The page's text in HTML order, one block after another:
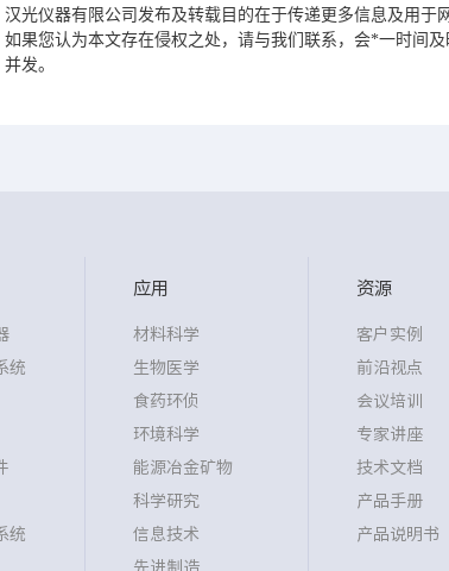
汉光仪器有限公司发布及转载目的在于传递更多信息及用于
如果您认为本文存在侵权之处，请与我们联系，会*一时间
并发。
统
统
应用
材料科学
生物医学
食药环侦
环境科学
能源冶金矿物
科学研究
信息技术
资源
客户实例
前沿视点
会议培训
专家讲座
技术文档
产品手册
产品说明书